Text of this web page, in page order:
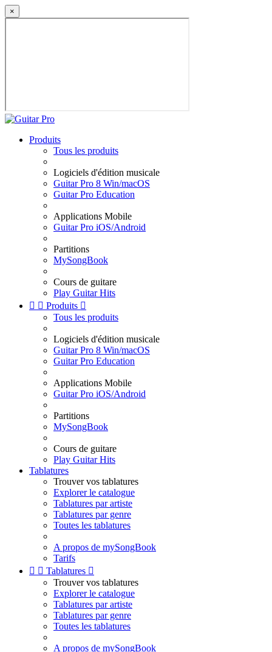
×
Produits
Tous les produits
Logiciels d'édition musicale
Guitar Pro 8 Win/macOS
Guitar Pro Education
Applications Mobile
Guitar Pro iOS/Android
Partitions
MySongBook
Cours de guitare
Play Guitar Hits
  Produits 
Tous les produits
Logiciels d'édition musicale
Guitar Pro 8 Win/macOS
Guitar Pro Education
Applications Mobile
Guitar Pro iOS/Android
Partitions
MySongBook
Cours de guitare
Play Guitar Hits
Tablatures
Trouver vos tablatures
Explorer le catalogue
Tablatures par artiste
Tablatures par genre
Toutes les tablatures
A propos de mySongBook
Tarifs
  Tablatures 
Trouver vos tablatures
Explorer le catalogue
Tablatures par artiste
Tablatures par genre
Toutes les tablatures
A propos de mySongBook